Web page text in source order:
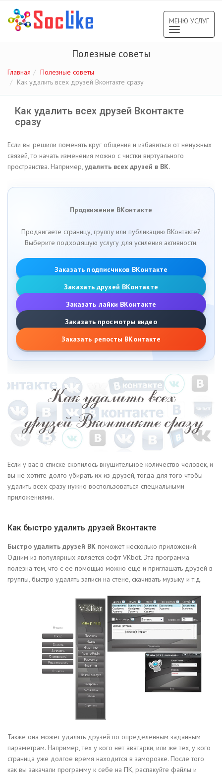
МЕНЮ УСЛУГ
navigation
Полезные советы
Главная
Полезные советы
Как удалить всех друзей Вконтакте сразу
Как удалить всех друзей Вконтакте
сразу
Если вы решили поменять круг общения и избавиться от ненужных
связей, то начать изменения можно с чистки виртуального
пространства. Например, удалить всех друзей в ВК.
Продвижение ВКонтакте
Продвигаете страницу, группу или публикацию ВКонтакте?
Выберите подходящую услугу для усиления активности.
Заказать подписчиков ВКонтакте
Заказать друзей ВКонтакте
Заказать лайки ВКонтакте
Заказать просмотры видео
Заказать репосты ВКонтакте
Если у вас в списке скопилось внушительное количество человек, и
вы не хотите долго убирать их из друзей, тогда для того чтобы
удалить всех сразу нужно воспользоваться специальными
приложениями.
Как быстро удалить друзей Вконтакте
Быстро удалить друзей ВК поможет несколько приложений.
Одним из популярных является софт VKbot. Эта программа
полезна тем, что с ее помощью можно еще и приглашать друзей в
группы, быстро удалять записи на стене, скачивать музыку и т.д.
Также она может удалять друзей по определенным заданным
параметрам. Например, тех у кого нет аватарки, или же тех, у кого
страница уже долгое время находится в заморозке. После того
как вы закачали программу к себе на ПК, распакуйте файлы и